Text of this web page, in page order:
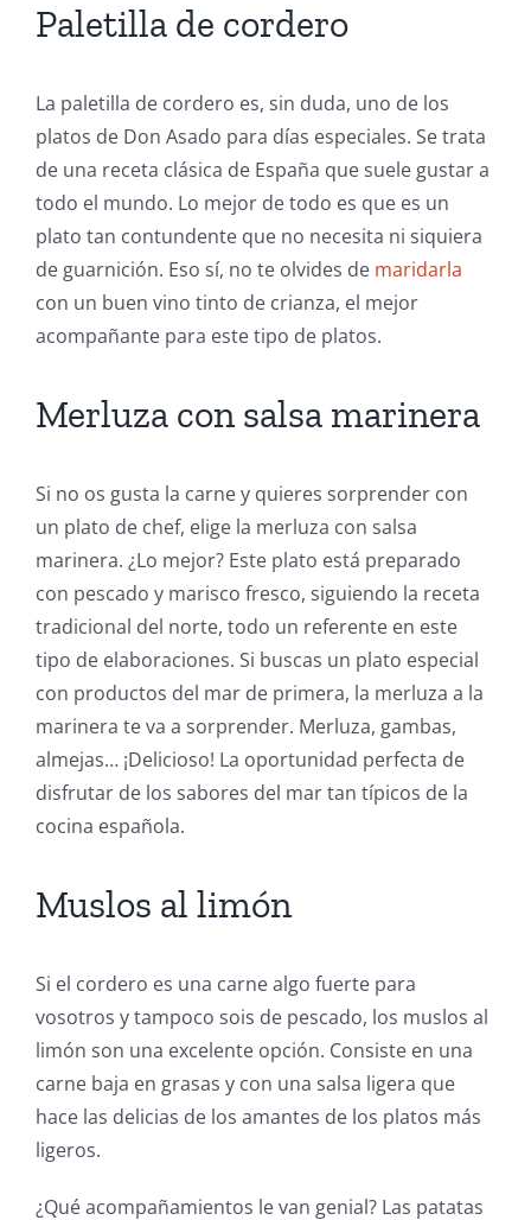
Paletilla de cordero
La paletilla de cordero es, sin duda, uno de los
platos de Don Asado para días especiales. Se trata
de una receta clásica de España que suele gustar a
todo el mundo. Lo mejor de todo es que es un
plato tan contundente que no necesita ni siquiera
de guarnición. Eso sí, no te olvides de maridarla
con un buen vino tinto de crianza, el mejor
acompañante para este tipo de platos.
Merluza con salsa marinera
Si no os gusta la carne y quieres sorprender con
un plato de chef, elige la merluza con salsa
marinera. ¿Lo mejor? Este plato está preparado
con pescado y marisco fresco, siguiendo la receta
tradicional del norte, todo un referente en este
tipo de elaboraciones. Si buscas un plato especial
con productos del mar de primera, la merluza a la
marinera te va a sorprender. Merluza, gambas,
almejas… ¡Delicioso! La oportunidad perfecta de
disfrutar de los sabores del mar tan típicos de la
cocina española.
Muslos al limón
Si el cordero es una carne algo fuerte para
vosotros y tampoco sois de pescado, los muslos al
limón son una excelente opción. Consiste en una
carne baja en grasas y con una salsa ligera que
hace las delicias de los amantes de los platos más
ligeros.
¿Qué acompañamientos le van genial? Las patatas